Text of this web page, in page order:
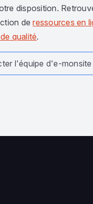
disposition.
deressources en
qualité.
l'équipe d'e-monsite